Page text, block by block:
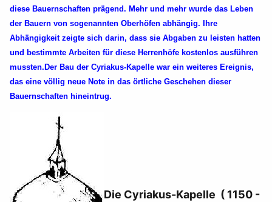
diese Bauernschaften prägend. Mehr und mehr wurde das Leben
der Bauern von sogenannten Oberhöfen abhängig. Ihre
Abhängigkeit zeigte sich darin, dass sie Abgaben zu leisten hatten
und bestimmte Arbeiten für diese Herrenhöfe kostenlos ausführen
mussten.Der Bau der Cyriakus-Kapelle war ein weiteres Ereignis,
das eine völlig neue Note in das örtliche Geschehen dieser
Bauernschaften hineintrug.
Die Cyriakus-Kapelle ( 1150 -